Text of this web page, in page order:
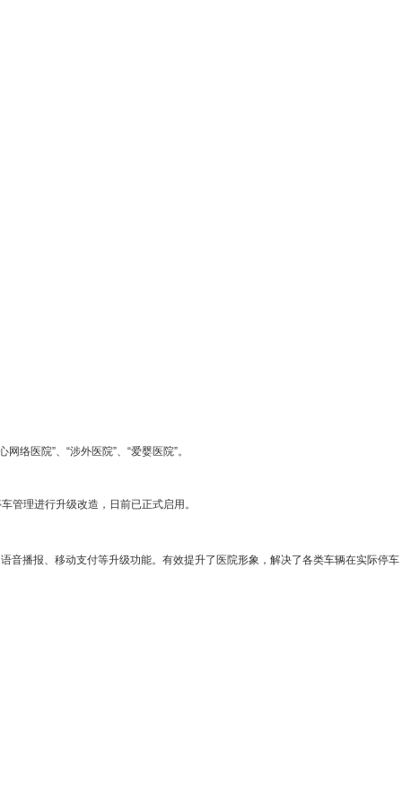
医院”、“涉外医院”、“爱婴医院”。
理进行升级改造，日前已正式启用。
播报、移动支付等升级功能。有效提升了医院形象，解决了各类车辆在实际停车